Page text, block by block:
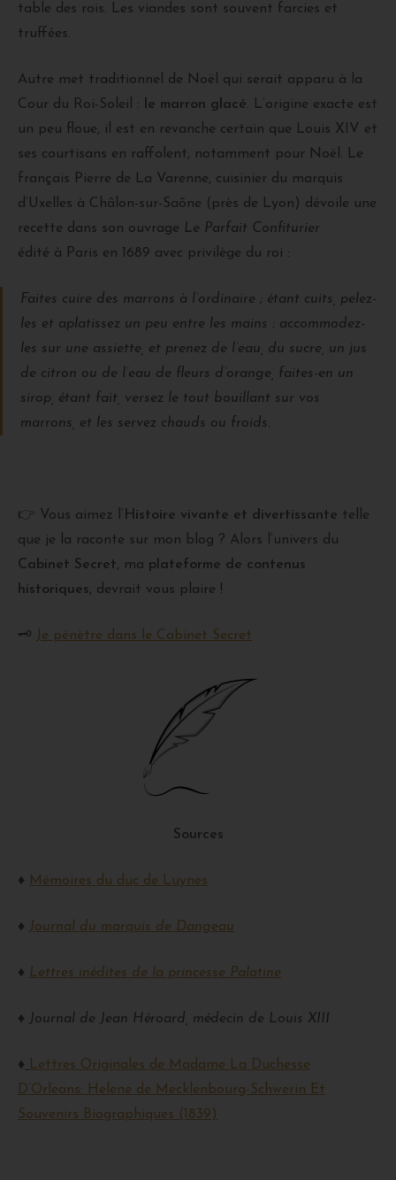
table des rois. Les viandes sont souvent farcies et
truffées.
Autre met traditionnel de Noël qui serait apparu à la
Cour du Roi-Soleil : le marron glacé. L’origine exacte est
un peu floue, il est en revanche certain que Louis XIV et
ses courtisans en raffolent, notamment pour Noël. Le
français Pierre de La Varenne, cuisinier du marquis
d’Uxelles à Châlon-sur-Saône (près de Lyon) dévoile une
recette dans son ouvrage Le Parfait Confiturier
édité à Paris en 1689 avec privilège du roi :
Faites cuire des marrons à l’ordinaire ; étant cuits, pelez-
les et aplatissez un peu entre les mains : accommodez-
les sur une assiette, et prenez de l’eau, du sucre, un jus
de citron ou de l’eau de fleurs d’orange, faites-en un
sirop, étant fait, versez le tout bouillant sur vos
marrons, et les servez chauds ou froids.
👉 Vous aimez l’ Histoire vivante et divertissante telle
que je la raconte sur mon blog ? Alors l’univers du
Cabinet Secret, ma plateforme de contenus
historiques, devrait vous plaire !
🗝 Je pénètre dans le Cabinet Secret
Sources
♦ Mémoires du duc de Luynes
♦ Journal du marquis de Dangeau
♦ Lettres inédites de la princesse Palatine
♦ Journal de Jean Héroard, médecin de Louis XIII
♦ Lettres Originales de Madame La Duchesse
D’Orleans: Helene de Mecklenbourg-Schwerin Et
Souvenirs Biographiques (1839)